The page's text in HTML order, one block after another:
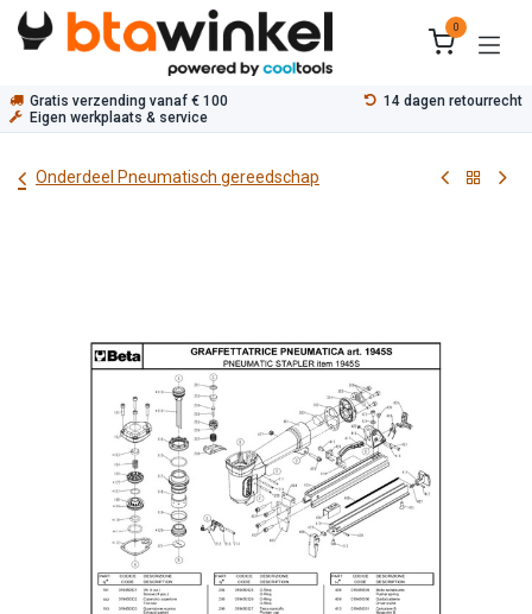
Overslaan naar inhoud
0
Gratis verzending vanaf € 100
14 dagen retourrecht
Eigen werkplaats & service
Onderdeel Pneumatisch gereedschap